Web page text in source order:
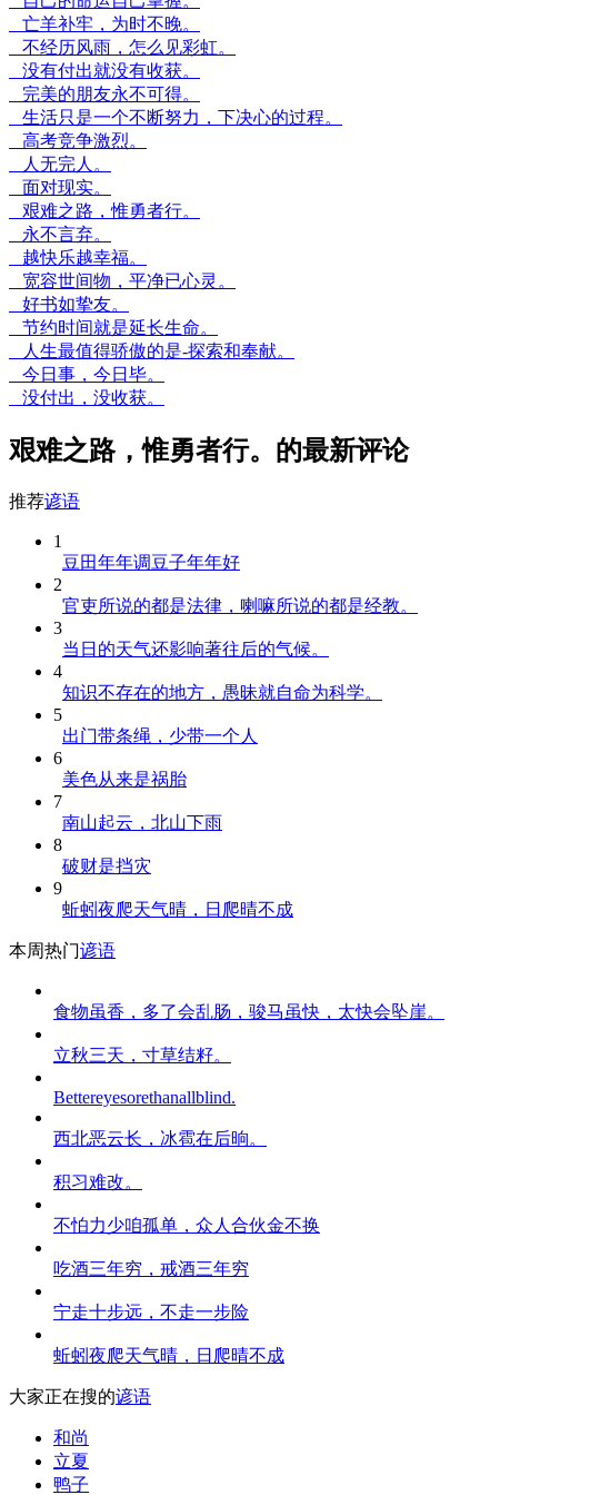
亡羊补牢，为时不晚。
不经历风雨，怎么见彩虹。
没有付出就没有收获。
完美的朋友永不可得。
生活只是一个不断努力，下决心的过程。
高考竞争激烈。
人无完人。
面对现实。
艰难之路，惟勇者行。
永不言弃。
越快乐越幸福。
宽容世间物，平净已心灵。
好书如挚友。
节约时间就是延长生命。
人生最值得骄傲的是-探索和奉献。
今日事，今日毕。
没付出，没收获。
艰难之路，惟勇者行。的最新评论
推荐谚语
1
豆田年年调豆子年年好
2
官吏所说的都是法律，喇嘛所说的都是经教。
3
当日的天气还影响著往后的气候。
4
知识不存在的地方，愚昧就自命为科学。
5
出门带条绳，少带一个人
6
美色从来是祸胎
7
南山起云，北山下雨
8
破财是挡灾
9
蚯蚓夜爬天气晴，日爬晴不成
本周热门谚语
食物虽香，多了会乱肠，骏马虽快，太快会坠崖。
立秋三天，寸草结籽。
Bettereyesorethanallblind.
西北恶云长，冰雹在后晌。
积习难改。
不怕力少咱孤单，众人合伙金不换
吃酒三年穷，戒酒三年穷
宁走十步远，不走一步险
蚯蚓夜爬天气晴，日爬晴不成
大家正在搜的谚语
和尚
立夏
鸭子